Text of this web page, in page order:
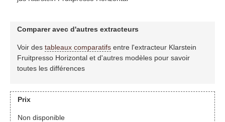
Comparer avec d'autres extracteurs
Voir des tableaux comparatifsentre l'extracteur Klarstein
Fruitpresso Horizontal et d'autres modèles pour savoir
toutes les différences
Prix
Non disponible